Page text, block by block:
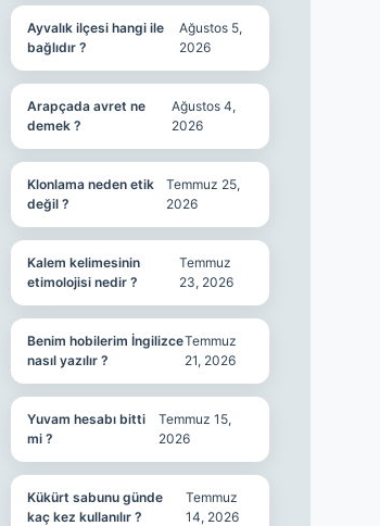
Ayvalık ilçesi hangi ile
bağlıdır ?
Ağustos 5,
2026
Arapçada avret ne
demek ?
Ağustos 4,
2026
Klonlama neden etik
değil ?
Temmuz 25,
2026
Kalem kelimesinin
etimolojisi nedir ?
Temmuz
23, 2026
Benim hobilerim İngilizce
nasıl yazılır ?
Temmuz
21, 2026
Yuvam hesabı bitti
mi ?
Temmuz 15,
2026
Kükürt sabunu günde
kaç kez kullanılır ?
Temmuz
14, 2026